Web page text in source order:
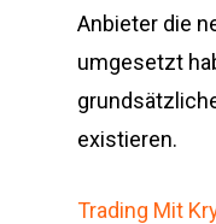
Anbieter die
umgesetzt
existieren.
Trading Mit